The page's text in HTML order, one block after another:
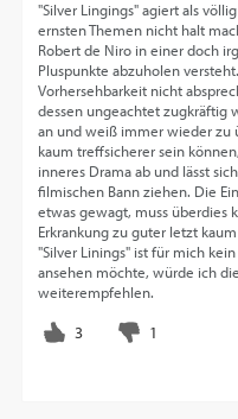
"Silver Lingings" agiert als
ernsten Themen nicht halt
Robert de Niro in einer doch
Pluspunkte abzuholen
Vorhersehbarkeit nicht
dessen ungeachtet zugkräftig
an und weiß immer wieder zu
kaum treffsicherer sein
inneres Drama ab und lässt
filmischen Bann ziehen. Die
etwas gewagt, muss überdies
Erkrankung zu guter letzt
"Silver Linings" ist für mich
ansehen möchte, würde ich
weiterempfehlen.